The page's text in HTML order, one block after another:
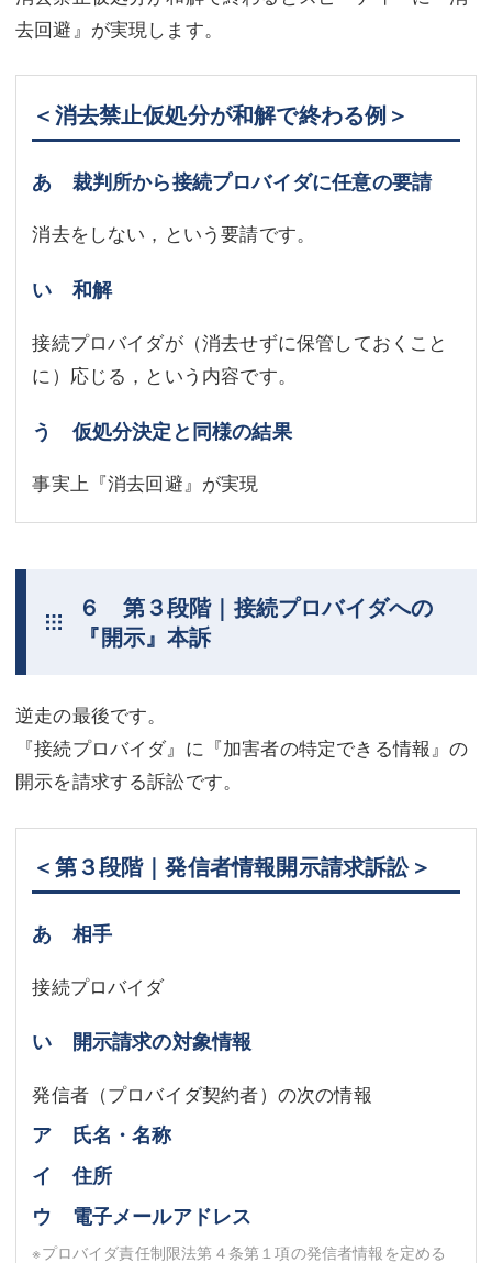
去回避』が実現します。
＜消去禁止仮処分が和解で終わる例＞
あ 裁判所から接続プロバイダに任意の要請
消去をしない，という要請です。
い 和解
接続プロバイダが（消去せずに保管しておくこと
に）応じる，という内容です。
う 仮処分決定と同様の結果
事実上『消去回避』が実現
６ 第３段階｜接続プロバイダへの
『開示』本訴
逆走の最後です。
『接続プロバイダ』に『加害者の特定できる情報』の
開示を請求する訴訟です。
＜第３段階｜発信者情報開示請求訴訟＞
あ 相手
接続プロバイダ
い 開示請求の対象情報
発信者（プロバイダ契約者）の次の情報
ア 氏名・名称
イ 住所
ウ 電子メールアドレス
※プロバイダ責任制限法第４条第１項の発信者情報を定める